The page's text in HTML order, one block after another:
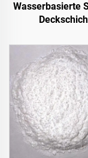
Wasserbasierte
Farbumschicht
und